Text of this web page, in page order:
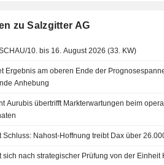
zu Salzgitter AG
10. bis 16. August 2026 (33. KW)
Ergebnis am oberen Ende der
Anhebung
Aurubis übertrifft Markterwartungen beim
Schluss: Nahost-Hoffnung treibt Dax über
sich nach strategischer Prüfung von der Einheit